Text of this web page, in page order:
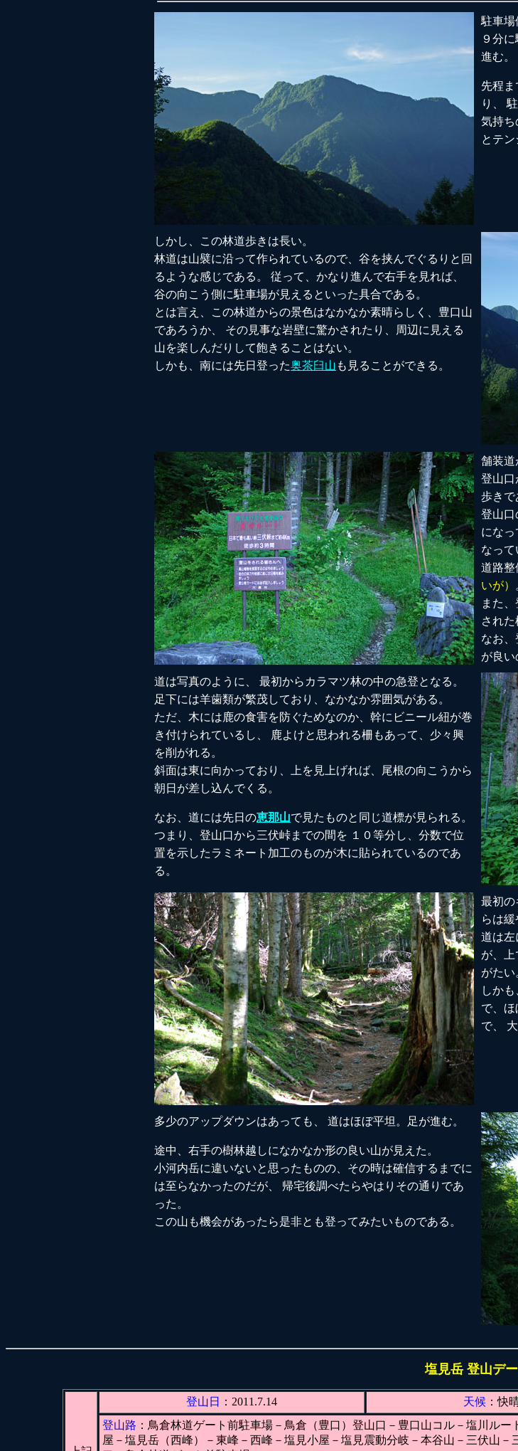
駐車場
９分
進む。
先程
り、
気持ち
とテン
しかし、この林道歩きは長い。
林道は山襞に沿って作られているので、谷を挟んでぐるりと回
るような感じである。 従って、かなり進んで右手を見れば、
谷の向こう側に駐車場が見えるといった具合である。
とは言え、この林道からの景色はなかなか素晴らしく、豊口山
であろうか、 その見事な岩壁に驚かされたり、周辺に見える
山を楽しんだりして飽きることはない。
しかも、南には先日登った奥茶臼山 も見ることができる。
舗装道
登山口
歩きで
登山口
にな
なって
道路整
いが）
また
された
なお
が良い
道は写真のように、 最初からカラマツ林の中の急登となる。
足下には羊歯類が繁茂しており、なかなか雰囲気がある。
ただ、木には鹿の食害を防ぐためなのか、幹にビニール紐が巻
き付けられているし、 鹿よけと思われる柵もあって、少々興
を削がれる。
斜面は東に向かっており、上を見上げれば、尾根の向こうから
朝日が差し込んでくる。
なお、道には先日の恵那山で見たものと同じ道標が見られる。
つまり、登山口から三伏峠までの間を １０等分し、分数で位
置を示したラミネート加工のものが木に貼られているのであ
る。
最初の
らは
道は左
が、
がたい
しか
で、
で、
多少のアップダウンはあっても、 道はほぼ平坦。足が進む。
途中、右手の樹林越しになかなか形の良い山が見えた。
小河内岳に違いないと思ったものの、その時は確信するまでに
は至らなかったのだが、 帰宅後調べたらやはりその通りであ
った。
この山も機会があったら是非とも登ってみたいものである。
塩見岳 登山デ
登山日 ：2011.7.14 天候 ：快
登山路 ：鳥倉林道ゲート前駐車場－鳥倉（豊口）登山口－豊口山コル－塩川ル
屋－塩見岳（西峰）－東峰－西峰－塩見小屋－塩見震動分岐－本谷山－三伏山